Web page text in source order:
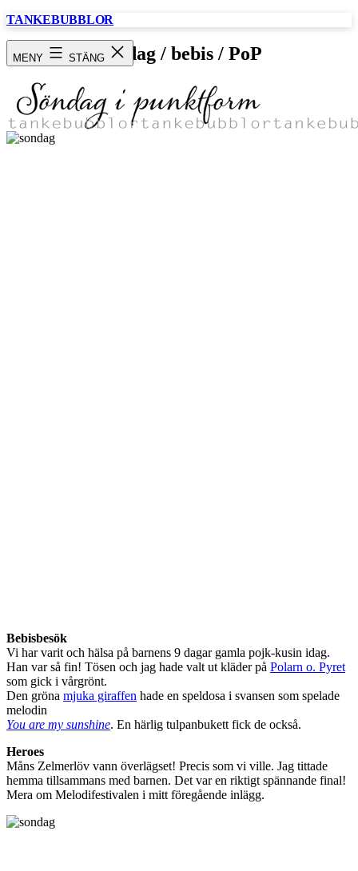
Hoppa
TANKEBUBBLOR
MENY STÄNGSöndag / bebis / PoP
Bebisbesök
Vi har varit och hälsa på barnens 9 dagar gamla pojk-kusin idag.
Han var så fin! Tösen och jag hade valt ut kläder på Polarn o. Pyret
som gick i vårgrönt.
Den gröna mjuka giraffen hade en speldosa i svansen som spelade
melodin
You are my sunshine. En härlig tulpanbukett fick de också.
Heroes
Måns Zelmerlöv vann överlägset! Precis som vi ville. Jag tittade
hemma tillsammans med barnen. Det var en riktigt spännande final!
Mera om Melodifestivalen i mitt föregående inlägg.